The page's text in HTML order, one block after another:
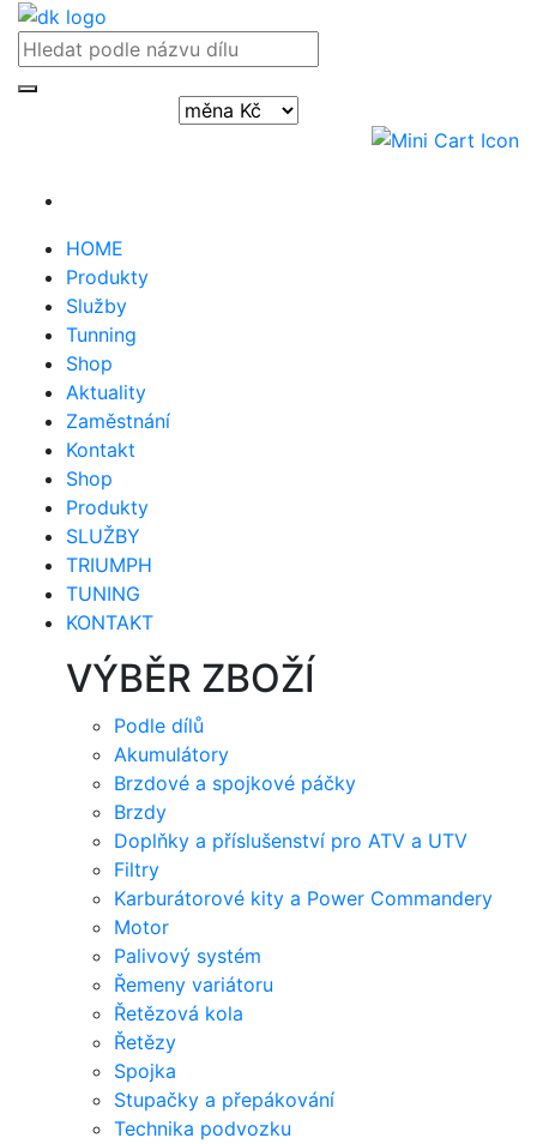
HOME
Produkty
Služby
Tunning
Shop
Aktuality
Zaměstnání
Kontakt
Shop
Produkty
SLUŽBY
TRIUMPH
TUNING
KONTAKT
VÝBĚR ZBOŽÍ
Podle dílů
Akumulátory
Brzdové a spojkové páčky
Brzdy
Doplňky a příslušenství pro ATV a UTV
Filtry
Karburátorové kity a Power Commandery
Motor
Palivový systém
Řemeny variátoru
Řetězová kola
Řetězy
Spojka
Stupačky a přepákování
Technika podvozku